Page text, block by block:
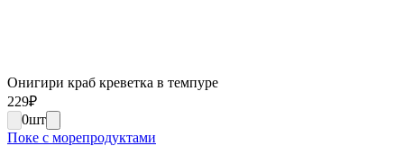
Онигири краб креветка в темпуре
229₽
0шт
Поке с морепродуктами